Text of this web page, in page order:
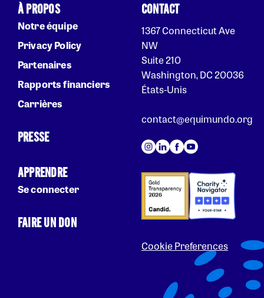
À PROPOS
Notre équipe
Privacy Policy
Partenaires
Rapports financiers
Carrières
PRESSE
APPRENDRE
Se connecter
FAIRE UN DON
CONTACT
1367 Connecticut Ave
NW
Suite 210
Washington, DC 20036
États-Unis
contact@equimundo.org
Cookie Preferences